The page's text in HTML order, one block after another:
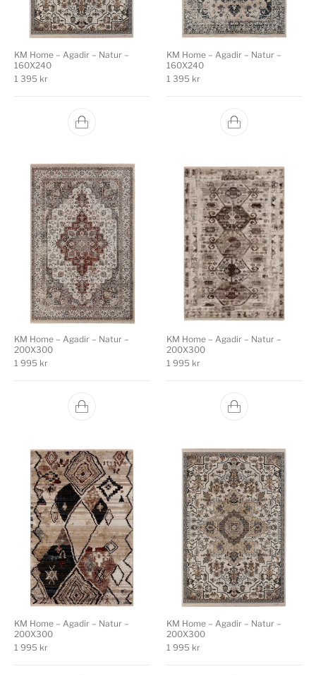
KM Home – Agadir – Natur –
160X240
1 395 kr
KM Home – Agadir – Natur –
160X240
1 395 kr
KM Home – Agadir – Natur –
200X300
1 995 kr
KM Home – Agadir – Natur –
200X300
1 995 kr
KM Home – Agadir – Natur –
200X300
1 995 kr
KM Home – Agadir – Natur –
200X300
1 995 kr